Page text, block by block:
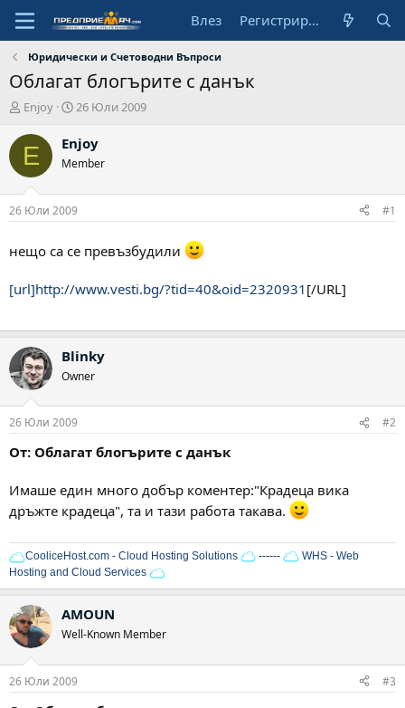
Влез Регистрирай се
Юридически и Счетоводни Въпроси
Облагат блогърите с данък
А
т
о
Enjoy
Н
ч
а
л
а
д
т
26 Юли 2009
E Enjoy
Member
26 Юли 2009 #1
нещо са се превъзбудили
[url]http://www.vesti.bg/?tid=40&oid=2320931 [/URL]
Blinky
Owner
26 Юли 2009 #2
От: Облагат блогърите с данък
Имаше един много добър коментер:"Крадеца вика
дръжте крадеца", та и тази работа такава.
CooliceHost.com - Cloud Hosting Solutions ------
WHS - Web
Hosting and Cloud Services
AMOUN
Well-Known Member
26 Юли 2009 #3